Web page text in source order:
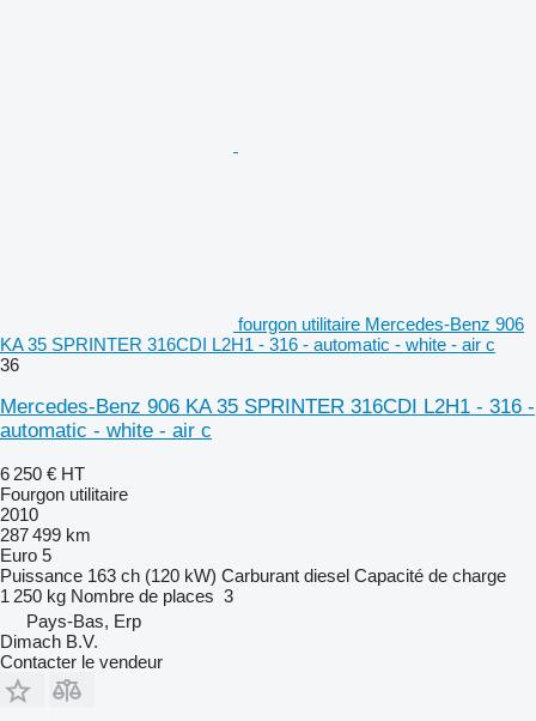
fourgon utilitaire Mercedes-Benz 906
KA 35 SPRINTER 316CDI L2H1 - 316 - automatic - white - air c
36
Mercedes-Benz 906 KA 35 SPRINTER 316CDI L2H1 - 316 -
automatic - white - air c
6 250 € HT
Fourgon utilitaire
2010
287 499 km
Euro 5
Puissance 163 ch (120 kW) Carburant diesel Capacité de charge
1 250 kg Nombre de places 3
Pays-Bas, Erp
Dimach B.V.
Contacter le vendeur